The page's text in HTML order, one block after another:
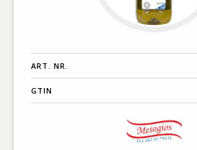
ART. NR.
GTIN